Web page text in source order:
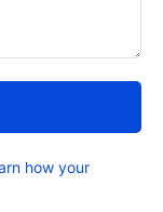
how your